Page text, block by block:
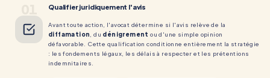
Qualifier juridiquement l'avis
Avant toute action, l'avocat détermine si l'avis relève de la
diffamation , du dénigrement ou d'une simple opinion
défavorable. Cette qualification conditionne entièrement la stratégie
: les fondements légaux, les délais à respecter et les prétentions
indemnitaires.